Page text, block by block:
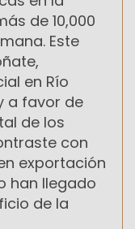
de 10,000
Este
en Río
a favor de
de los
con
exportación
han llegado
de la